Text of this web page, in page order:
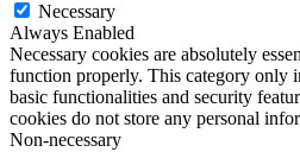
Necessary
Always Enabled
Necessary cookies are absolutely
function properly. This category only
basic functionalities and security
cookies do not store any personal
Non-necessary